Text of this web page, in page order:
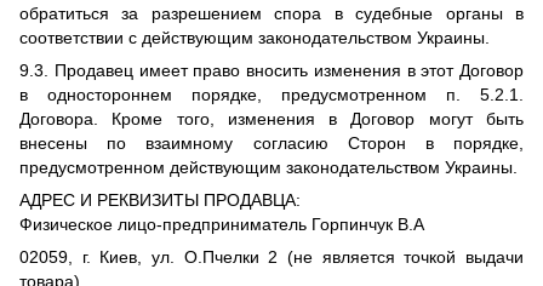
обратиться за разрешением спора в судебные органы в
соответствии с действующим законодательством Украины.
9.3. Продавец имеет право вносить изменения в этот Договор
в одностороннем порядке, предусмотренном п. 5.2.1.
Договора. Кроме того, изменения в Договор могут быть
внесены по взаимному согласию Сторон в порядке,
предусмотренном действующим законодательством Украины.
АДРЕС И РЕКВИЗИТЫ ПРОДАВЦА:
Физическое лицо-предприниматель Горпинчук В.А
02059, г. Киев, ул. О.Пчелки 2 (не является точкой выдачи
товара)